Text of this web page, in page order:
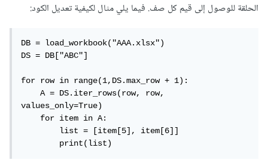
الحلقة للوصول إلى قيم كل صف. فيما يلي مثال لكيفية تعديل الكود:
DB = load_workbook("AAA.xlsx")
DS = DB["ABC"]
for row in range(1,DS.max_row + 1):
    A = DS.iter_rows(row, row,
values_only=True)
    for item in A:
        list = [item[5], item[6]]
        print(list)